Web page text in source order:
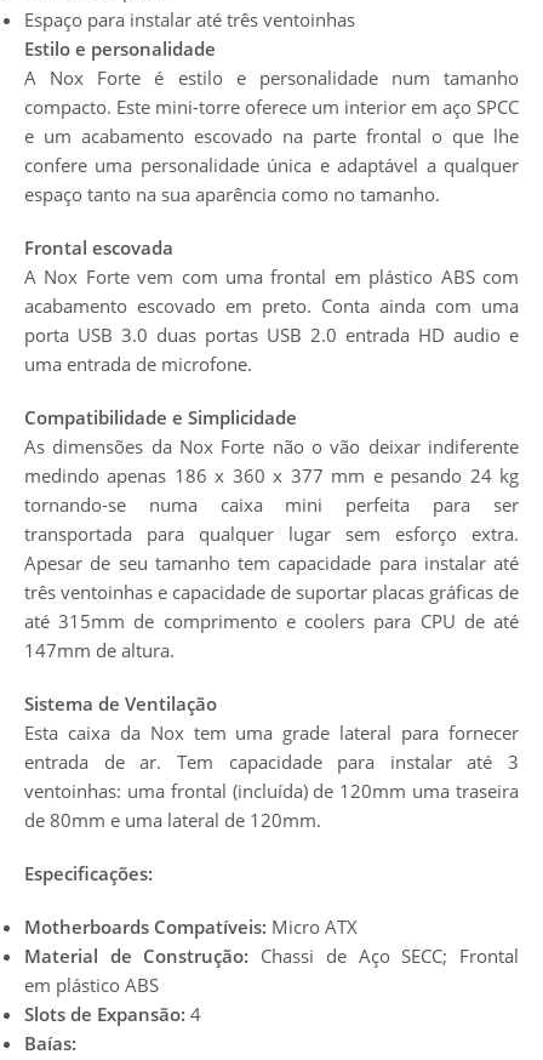
Espaço para instalar até três ventoinhas
Estilo e personalidade
A Nox Forte é estilo e personalidade num tamanho
compacto. Este mini-torre oferece um interior em aço SPCC
e um acabamento escovado na parte frontal o que lhe
confere uma personalidade única e adaptável a qualquer
espaço tanto na sua aparência como no tamanho.
Frontal escovada
A Nox Forte vem com uma frontal em plástico ABS com
acabamento escovado em preto. Conta ainda com uma
porta USB 3.0 duas portas USB 2.0 entrada HD audio e
uma entrada de microfone.
Compatibilidade e Simplicidade
As dimensões da Nox Forte não o vão deixar indiferente
medindo apenas 186 x 360 x 377 mm e pesando 24 kg
tornando-se numa caixa mini perfeita para ser
transportada para qualquer lugar sem esforço extra.
Apesar de seu tamanho tem capacidade para instalar até
três ventoinhas e capacidade de suportar placas gráficas de
até 315mm de comprimento e coolers para CPU de até
147mm de altura.
Sistema de Ventilação
Esta caixa da Nox tem uma grade lateral para fornecer
entrada de ar. Tem capacidade para instalar até 3
ventoinhas: uma frontal (incluída) de 120mm uma traseira
de 80mm e uma lateral de 120mm.
Especificações:
Motherboards Compatíveis: Micro ATX
Material de Construção: Chassi de Aço SECC; Frontal
em plástico ABS
Slots de Expansão: 4
Baías: